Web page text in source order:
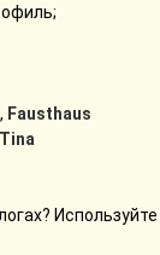
, Fausthaus